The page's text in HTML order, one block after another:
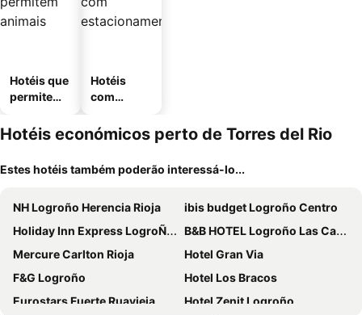
Hotéis que
permitem
Hotéis
com
mento
Hotéis económicos perto de Torres del Rio
Estes hotéis também poderão interessá-lo...
NH Logroño Herencia Rioja
ibis budget Logroño Centro
Holiday Inn Express LogroÑo Rioja By Ihg
B&B HOTEL Logroño Las Cañas
Mercure Carlton Rioja
Hotel Gran Via
F&G Logroño
Hotel Los Bracos
Eurostars Fuerte Ruavieja
Hotel Zenit Logroño